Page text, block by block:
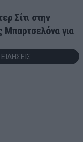
Σίτι στην
για